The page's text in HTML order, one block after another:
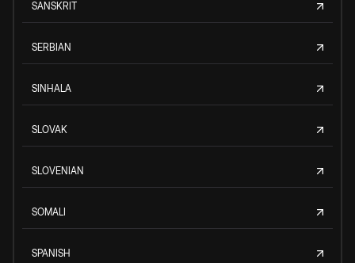
SANSKRIT
SERBIAN
SINHALA
SLOVAK
SLOVENIAN
SOMALI
SPANISH